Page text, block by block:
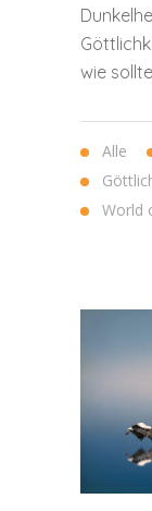
wie
Alle
World